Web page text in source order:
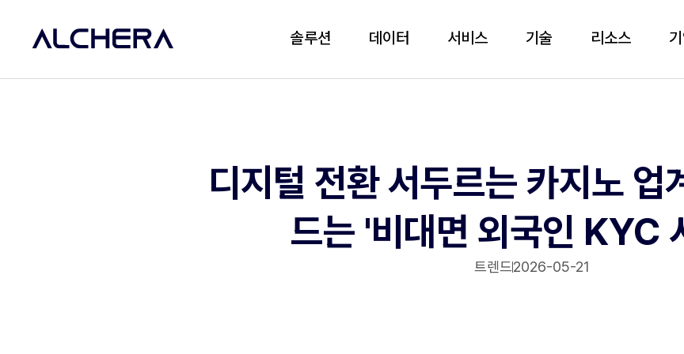
솔루션 데이터 서비스 기술 리소스
디지털 전환 서두르는 카지노 업
드는 '비대면 외국인 KYC
트렌드2026-05-21